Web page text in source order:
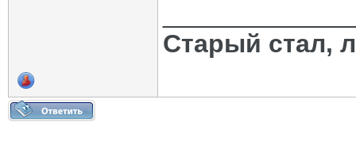
Старый стал,